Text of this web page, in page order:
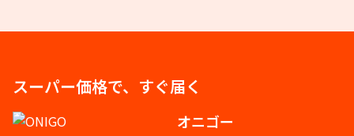
スーパー価格で、すぐ届く
オニゴー